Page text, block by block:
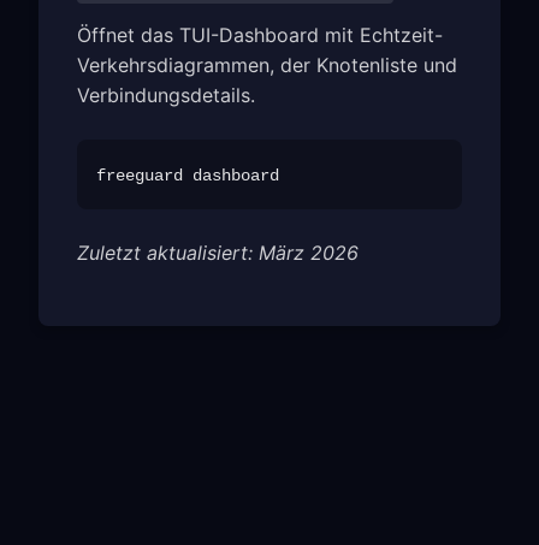
Öffnet das TUI-Dashboard mit Echtzeit-
Verkehrsdiagrammen, der Knotenliste und
Verbindungsdetails.
Zuletzt aktualisiert: März 2026